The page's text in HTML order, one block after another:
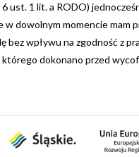
ust. 1 lit. a RODO)
w dowolnym momencie mam
bez wpływu na zgodność z
dokonano przed